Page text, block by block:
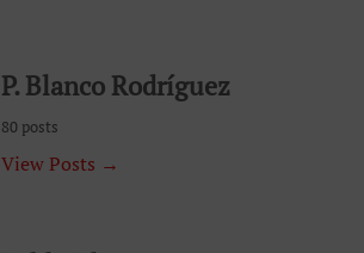
P. Blanco Rodríguez
80 posts
View Posts →